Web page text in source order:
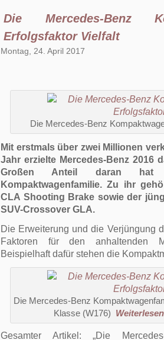
Die Mercedes-Benz
Erfolgsfaktor Vielfalt
Montag, 24. April 2017
Die Mercedes-Benz
Mit erstmals über zwei Millionen
Jahr erzielte Mercedes-Benz 2016
Großen Anteil daran hat
Kompaktwagenfamilie. Zu ihr
CLA Shooting Brake sowie der
SUV-Crossover GLA.
Die Erweiterung und die Verjüngung
Faktoren für den anhaltenden
Beispielhaft dafür stehen die
Die Mercedes-Benz
Klasse (W176)
Gesamter Artikel: Die